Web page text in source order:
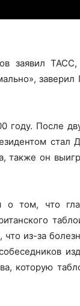
заявил
заверил
году. После
стал
также он
о том, что
из-за
которую